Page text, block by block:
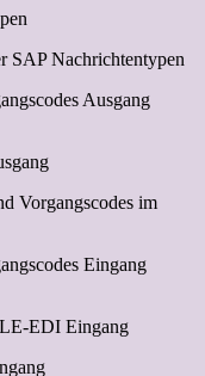
SAP Nachrichtentypen
Ausgang
Vorgangscodes im
Eingang
EDI Eingang